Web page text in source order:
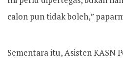
calon pun tidak boleh,”
Sementara itu, Asisten KASN